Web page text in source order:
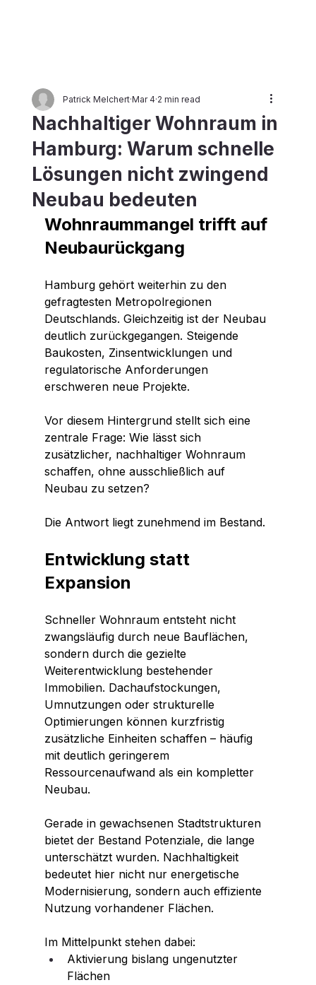
HANSE A
INVESTeG
Nachhaltiger Wohnraum in
Hamburg: Warum schnelle
Lösungen nicht zwingend
Neubau bedeuten
Patrick Melchert Mar 4 2 min read
Wohnraummangel trifft auf
Neubaurückgang
Hamburg gehört weiterhin zu den
gefragtesten Metropolregionen
Deutschlands. Gleichzeitig ist der Neubau
deutlich zurückgegangen. Steigende
Baukosten, Zinsentwicklungen und
regulatorische Anforderungen
erschweren neue Projekte.
Vor diesem Hintergrund stellt sich eine
zentrale Frage: Wie lässt sich
zusätzlicher, nachhaltiger Wohnraum
schaffen, ohne ausschließlich auf
Neubau zu setzen?
Die Antwort liegt zunehmend im Bestand.
Entwicklung statt
Expansion
Schneller Wohnraum entsteht nicht
zwangsläufig durch neue Bauflächen,
sondern durch die gezielte
Weiterentwicklung bestehender
Immobilien. Dachaufstockungen,
Umnutzungen oder strukturelle
Optimierungen können kurzfristig
zusätzliche Einheiten schaffen – häufig
mit deutlich geringerem
Ressourcenaufwand als ein kompletter
Neubau.
Gerade in gewachsenen Stadtstrukturen
bietet der Bestand Potenziale, die lange
unterschätzt wurden. Nachhaltigkeit
bedeutet hier nicht nur energetische
Modernisierung, sondern auch effiziente
Nutzung vorhandener Flächen.
Im Mittelpunkt stehen dabei:
Aktivierung bislang ungenutzter
Flächen